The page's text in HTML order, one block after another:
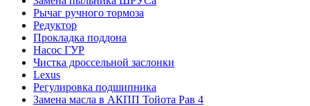
Рычаг ручного тормоза
Редуктор
Прокладка поддона
Насос ГУР
Чистка дроссельной заслонки
Lexus
Регулировка подшипника
Замена масла в АКПП Тойота Рав 4